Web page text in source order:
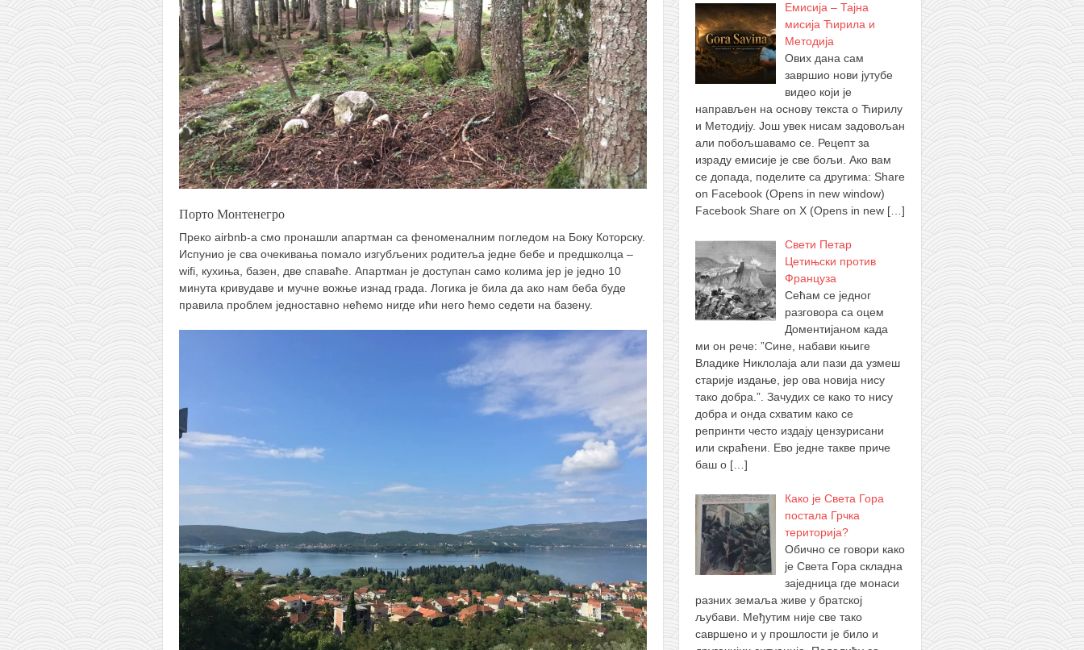
Порто Монтенегро
Преко airbnb-а смо пронашли апартман са феноменалним погледом на Боку Которску.
Испунио је сва очекивања помало изгубљених родитеља једне бебе и предшколца –
wifi, кухиња, базен, две спаваће. Апартман је доступан само колима јер је једно 10
минута кривудаве и мучне вожње изнад града. Логика је била да ако нам беба буде
правила проблем једноставно нећемо нигде ићи него ћемо седети на базену.
Емисија – Тајна
мисија Ћирила и
Методија
Ових дана сам
завршио нови јутубе
видео који је
направљен на основу текста о Ћирилу
и Методију. Још увек нисам задовољан
али побољшавамо се. Рецепт за
израду емисије је све бољи. Ако вам
се допада, поделите са другима: Share
on Facebook (Opens in new window)
Facebook Share on X (Opens in new […]
Свети Петар
Цетињски против
Француза
Сећам се једног
разговора са оцем
Доментијаном када
ми он рече: ”Сине, набави књиге
Владике Никлолаја али пази да узмеш
старије издање, јер ова новија нису
тако добра.”. Зачудих се како то нису
добра и онда схватим како се
репринти често издају цензурисани
или скраћени. Ево једне такве приче
баш о […]
Како је Света Гора
постала Грчка
територија?
Обично се говори како
је Света Гора складна
заједница где монаси
разних земаља живе у братској
љубави. Међутим није све тако
савршено и у прошлости је било и